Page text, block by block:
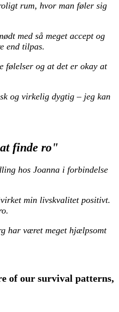
rum, hvor man føler sig
med så meget accept og
end tilpas.
følelser og at det er okay at
og virkelig dygtig – jeg kan
finde ro"
hos Joanna i forbindelse
min livskvalitet positivt.
har været meget hjælpsomt
of our survival patterns,